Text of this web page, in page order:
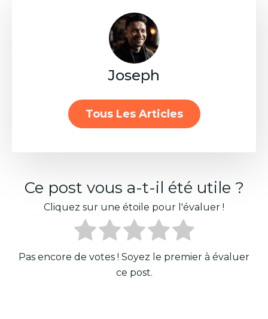
Joseph
Tous Les Articles
Ce post vous a-t-il été utile ?
Cliquez sur une étoile pour l'évaluer !
Pas encore de votes ! Soyez le premier à évaluer
ce post.